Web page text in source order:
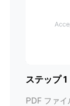
ステップ
PDF ファ